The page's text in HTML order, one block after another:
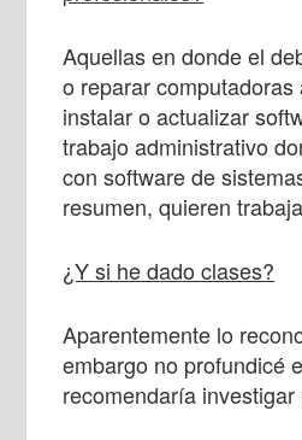
Aquellas en donde el
o reparar
instalar o actualizar
trabajo administrativo
con software de
resumen, quieren
¿Y si he dado clases?
Aparentemente lo
embargo no profundicé
recomendaría investigar